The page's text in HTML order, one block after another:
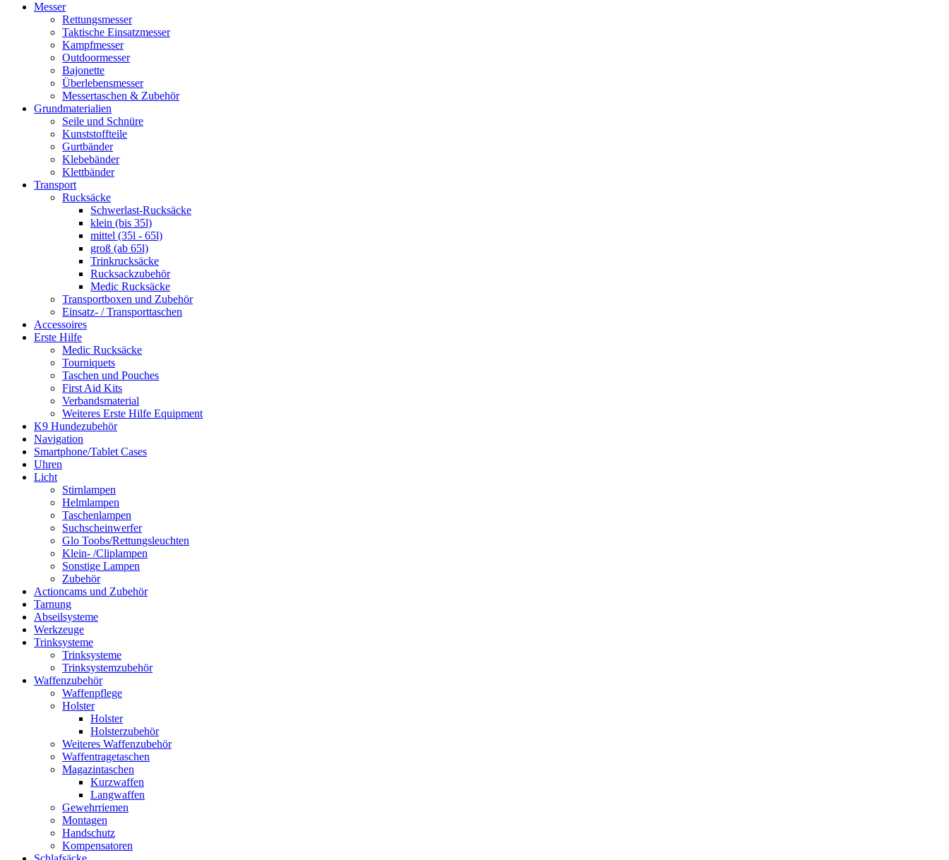
Messer
Rettungsmesser
Taktische Einsatzmesser
Kampfmesser
Outdoormesser
Bajonette
Überlebensmesser
Messertaschen & Zubehör
Grundmaterialien
Seile und Schnüre
Kunststoffteile
Gurtbänder
Klebebänder
Klettbänder
Transport
Rucksäcke
Schwerlast-Rucksäcke
klein (bis 35l)
mittel (35l - 65l)
groß (ab 65l)
Trinkrucksäcke
Rucksackzubehör
Medic Rucksäcke
Transportboxen und Zubehör
Einsatz- / Transporttaschen
Accessoires
Erste Hilfe
Medic Rucksäcke
Tourniquets
Taschen und Pouches
First Aid Kits
Verbandsmaterial
Weiteres Erste Hilfe Equipment
K9 Hundezubehör
Navigation
Smartphone/Tablet Cases
Uhren
Licht
Stirnlampen
Helmlampen
Taschenlampen
Suchscheinwerfer
Glo Toobs/Rettungsleuchten
Klein- /Cliplampen
Sonstige Lampen
Zubehör
Actioncams und Zubehör
Tarnung
Abseilsysteme
Werkzeuge
Trinksysteme
Trinksysteme
Trinksystemzubehör
Waffenzubehör
Waffenpflege
Holster
Holster
Holsterzubehör
Weiteres Waffenzubehör
Waffentragetaschen
Magazintaschen
Kurzwaffen
Langwaffen
Gewehrriemen
Montagen
Handschutz
Kompensatoren